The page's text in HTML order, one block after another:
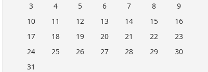
3
4 5 6 7 8
9
10
11 12 13 14 15
16
17
18 19 20 21 22
23
24
25 26 27 28 29
30
31